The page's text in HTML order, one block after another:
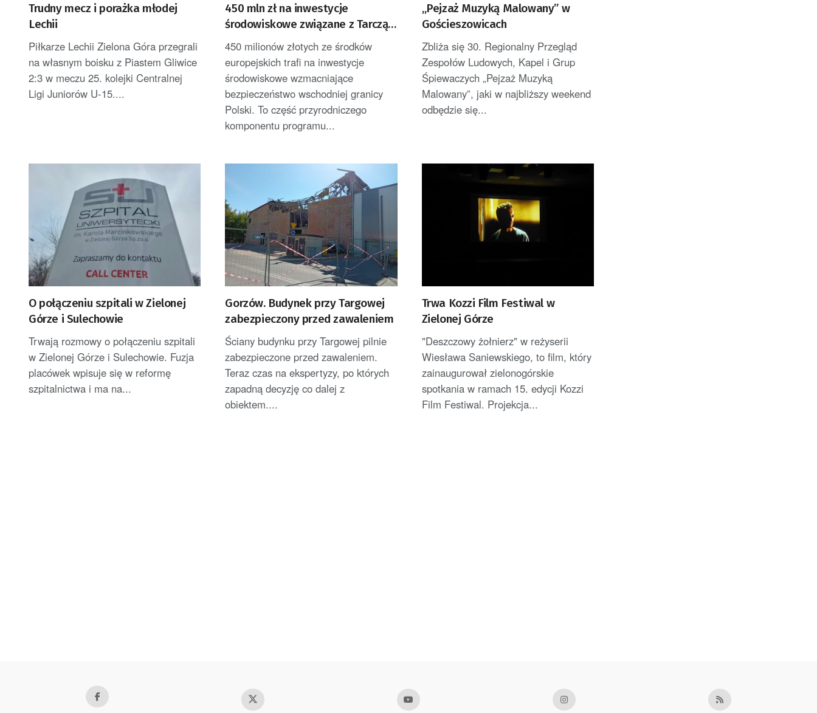
Trudny mecz i porażka młodej
Lechii
Piłkarze Lechii Zielona Góra przegrali
na własnym boisku z Piastem Gliwice
2:3 w meczu 25. kolejki Centralnej
Ligi Juniorów U-15....
450 mln zł na inwestycje
środowiskowe związane z Tarczą
Wschód
450 milionów złotych ze środków
europejskich trafi na inwestycje
środowiskowe wzmacniające
bezpieczeństwo wschodniej granicy
Polski. To część przyrodniczego
komponentu programu...
„Pejzaż Muzyką Malowany” w
Gościeszowicach
Zbliża się 30. Regionalny Przegląd
Zespołów Ludowych, Kapel i Grup
Śpiewaczych „Pejzaż Muzyką
Malowany”, jaki w najbliższy weekend
odbędzie się...
O połączeniu szpitali w Zielonej
Górze i Sulechowie
Trwają rozmowy o połączeniu szpitali
w Zielonej Górze i Sulechowie. Fuzja
placówek wpisuje się w reformę
szpitalnictwa i ma na...
Gorzów. Budynek przy Targowej
zabezpieczony przed zawaleniem
Ściany budynku przy Targowej pilnie
zabezpieczone przed zawaleniem.
Teraz czas na ekspertyzy, po których
zapadną decyzję co dalej z
obiektem....
Trwa Kozzi Film Festiwal w
Zielonej Górze
"Deszczowy żołnierz" w reżyserii
Wiesława Saniewskiego, to film, który
zainaugurował zielonogórskie
spotkania w ramach 15. edycji Kozzi
Film Festiwal. Projekcja...